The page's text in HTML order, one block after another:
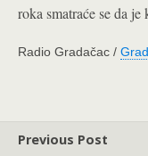
roka smatraće se da
Radio Gradačac /
Previous Post